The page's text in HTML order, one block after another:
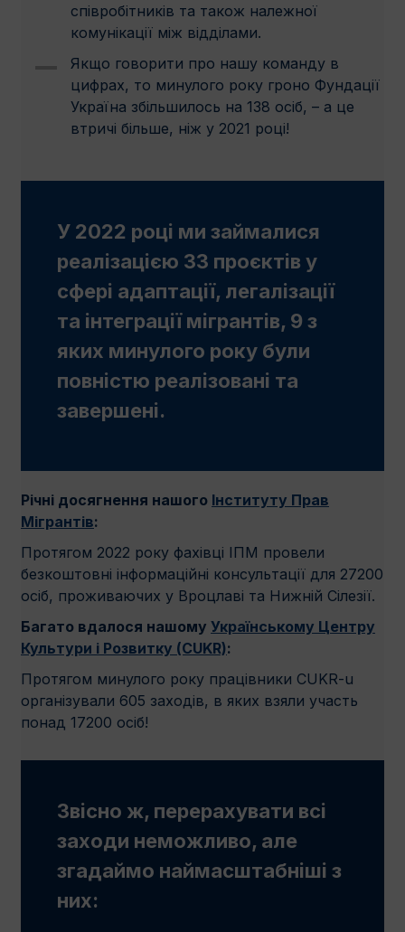
співробітників та також належної
комунікації між відділами.
Якщо говорити про нашу команду в
цифрах, то минулого року гроно Фундації
Україна збільшилось на 138 осіб, – а це
втричі більше, ніж у 2021 році!
Річні досягнення нашого Інституту Прав
Мігрантів:
Протягом 2022 року фахівці ІПМ провели
безкоштовні інформаційні консультації для 27200
осiб, проживаючих у Вроцлаві та Нижній Сілезії.
Багато вдалося нашому Українському Центру
Культури і Розвитку (CUKR):
Протягом минулого року працівники CUKR-u
організували 605 заходів, в яких взяли участь
понад 17200 осіб!
У 2022 році ми займалися
реалiзацiєю 33 проєктів у
сфері адаптації, легалізації
та інтеграції мігрантів, 9 з
яких минулого року були
повністю реалізовані та
завершені.
Звісно ж, ​​перерахувати всі
заходи неможливо, але
згадаймо наймасштабнiші з
них: